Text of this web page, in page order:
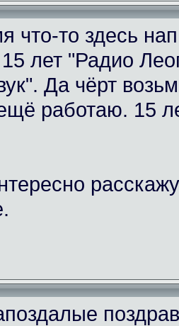
что-то здесь
15 лет "Радио
Да чёрт
работаю. 15